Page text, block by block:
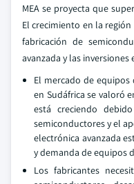
MEA se proyecta que
El crecimiento en la
fabricación de
avanzada y las inversiones
El mercado de equipos
en Sudáfrica se valoró
está creciendo
semiconductores y el
electrónica avanzada
y demanda de equipos
Los fabricantes